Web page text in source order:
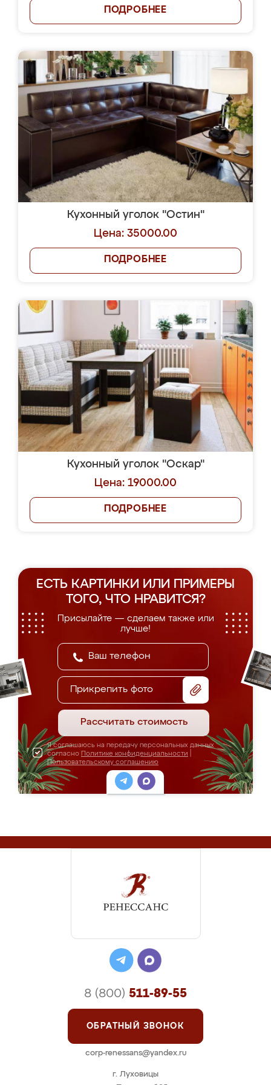
ПОДРОБНЕЕ
Кухонный уголок "Остин"
Цена: 35000.00
ПОДРОБНЕЕ
Кухонный уголок "Оскар"
Цена: 19000.00
ПОДРОБНЕЕ
ЕСТЬ КАРТИНКИ ИЛИ ПРИМЕРЫ
ТОГО, ЧТО НРАВИТСЯ?
Присылайте — сделаем также или
лучше!
Прикрепить фото
Рассчитать стоимость
Я соглашаюсь на передачу персональных данных
согласно Политике конфиденциальности
Пользовательскому соглашению
г. Луховицы
8 (800) 511-89-55
ОБРАТНЫЙ ЗВОНОК
corp-renessans@yandex.ru